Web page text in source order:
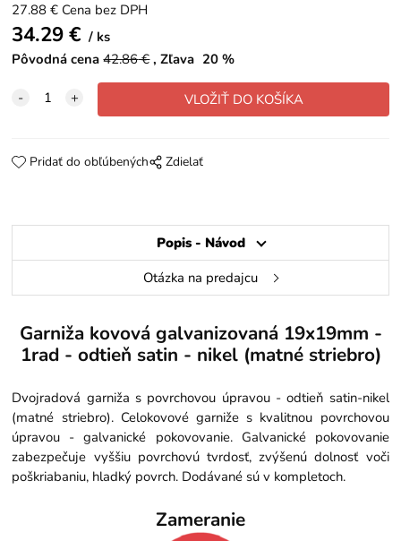
27.88 € Cena bez DPH
34.29€
ks
Pôvodná cena 42.86€ Zľava 20 %
Pridať do obľúbených Zdielať
Popis - Návod
Otázka na predajcu
Garniža kovová galvanizovaná 19x19mm -
1rad - odtieň satin - nikel (matné striebro)
Dvojradová garniža s povrchovou úpravou - odtieň satin-nikel
(matné striebro). Celokovové garniže s kvalitnou povrchovou
úpravou - galvanické pokovovanie. Galvanické pokovovanie
zabezpečuje vyššiu povrchovú tvrdosť, zvýšenú dolnosť voči
poškriabaniu, hladký povrch. Dodávané sú v kompletoch.
Zameranie